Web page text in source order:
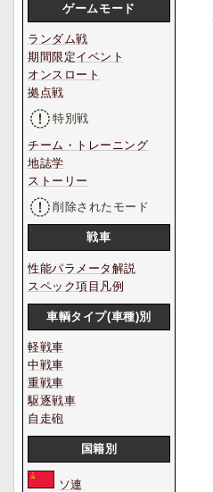
ゲームモード
ランダム戦
期間限定イベント
オンスロート
拠点戦
特別戦
チーム・トレーニング
地誌学
ストーリー
削除されたモード
戦車
性能パラメータ解説
スペック項目凡例
車輌タイプ(車種)別
軽戦車
中戦車
重戦車
駆逐戦車
自走砲
国籍別
ソ連